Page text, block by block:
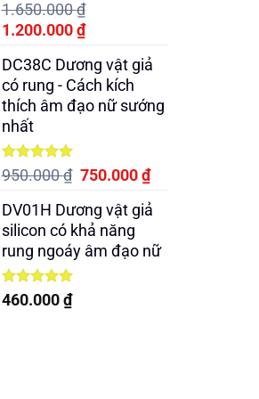
Được xếp
hạng5.00
5 sao
1.650.000₫
Giá
là:
1.650.000 ₫.
1.200.000₫Giá
tại
là:
1.200.000 ₫.
DC38C Dương vật giả
có rung - Cách kích
thích âm đạo nữ sướng
nhất
Được xếp
hạng5.00
950.000₫ Giá
là:
950.000 ₫.
750.000₫Giá
tại
750.000 ₫.
DV01H Dương vật giả
silicon có khả năng
rung ngoáy âm đạo nữ
Được xếp
hạng5.00
460.000₫